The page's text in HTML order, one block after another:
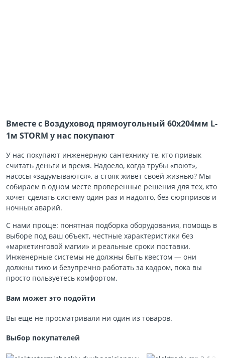
Вместе с Воздуховод прямоугольный 60х204мм L-
1м STORM у нас покупают
У нас покупают инженерную сантехнику те, кто привык
считать деньги и время. Надоело, когда трубы «поют»,
насосы «задумываются», а стояк живёт своей жизнью? Мы
собираем в одном месте проверенные решения для тех, кто
хочет сделать систему один раз и надолго, без сюрпризов и
ночных аварий.
С нами проще: понятная подборка оборудования, помощь в
выборе под ваш объект, честные характеристики без
«маркетинговой магии» и реальные сроки поставки.
Инженерные системы не должны быть квестом — они
должны тихо и безупречно работать за кадром, пока вы
просто пользуетесь комфортом.
Вам может это подойти
Вы еще не просматривали ни один из товаров.
Выбор покупателей